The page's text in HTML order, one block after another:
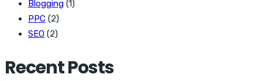
Blogging (1)
PPC (2)
SEO (2)
Recent Posts